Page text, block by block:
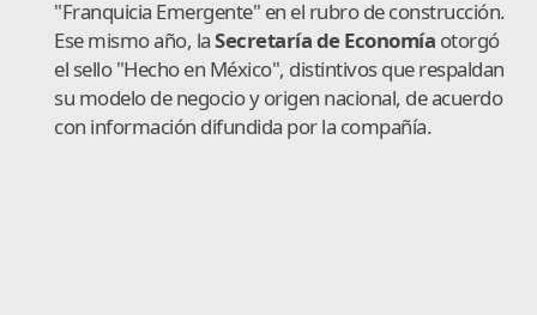
"Franquicia Emergente" en el rubro de construcción.
Ese mismo año, laSecretaría de Economía otorgó
el sello "Hecho en México", distintivos que respaldan
su modelo de negocio y origen nacional, de acuerdo
con información difundida por la compañía.